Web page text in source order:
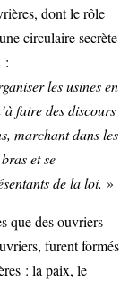
dont le rôle
circulaire secrète
:
les usines en
faire des discours
marchant dans les
et se
de la loi. »
que des ouvriers
furent formés
: la paix, le